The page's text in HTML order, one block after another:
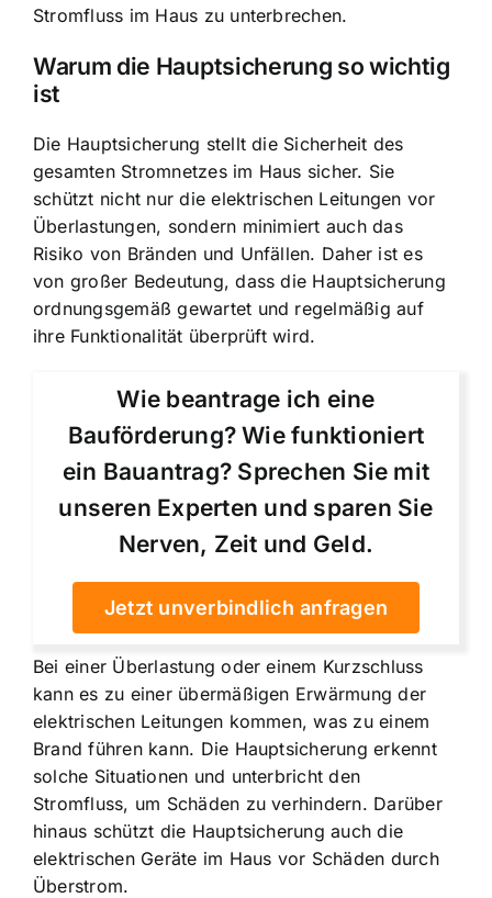
Stromfluss im Haus zu unterbrechen.
Warum die Hauptsicherung so wichtig
ist
Die Hauptsicherung stellt die Sicherheit des
gesamten Stromnetzes im Haus sicher. Sie
schützt nicht nur die elektrischen Leitungen vor
Überlastungen, sondern minimiert auch das
Risiko von Bränden und Unfällen. Daher ist es
von großer Bedeutung, dass die Hauptsicherung
ordnungsgemäß gewartet und regelmäßig auf
ihre Funktionalität überprüft wird.
Wie beantrage ich eine
Bauförderung? Wie funktioniert
ein Bauantrag? Sprechen Sie mit
unseren Experten und sparen Sie
Nerven, Zeit und Geld.
Jetzt unverbindlich anfragen
Bei einer Überlastung oder einem Kurzschluss
kann es zu einer übermäßigen Erwärmung der
elektrischen Leitungen kommen, was zu einem
Brand führen kann. Die Hauptsicherung erkennt
solche Situationen und unterbricht den
Stromfluss, um Schäden zu verhindern. Darüber
hinaus schützt die Hauptsicherung auch die
elektrischen Geräte im Haus vor Schäden durch
Überstrom.